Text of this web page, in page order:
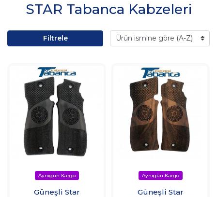
STAR Tabanca Kabzeleri
Filtrele
Güneşli Star
Güneşli Star